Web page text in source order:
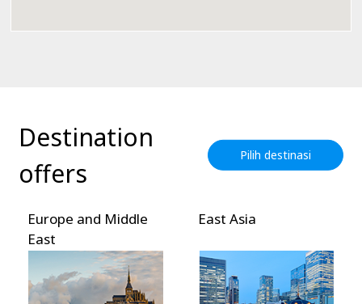
Destination
offers
Pilih destinasi
Europe and Middle
East
East Asia